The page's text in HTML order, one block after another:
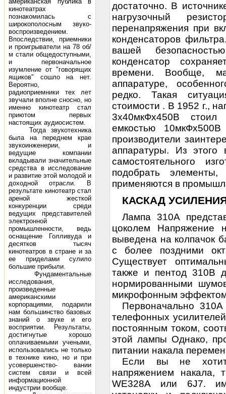
кинотеатрах
познакомилась с
широкополосным звуко-
воспроизведением.
Впоследствии, приемники
и проигрыватели на 78 об/
м стали общедоступными,
и первоначальное
изумление от "говорящих
ящиков" сошло на нет.
Вероятно,
радиоприемники тех лет
звучали вполне сносно, но
именно кинотеатр стал
приютом первых
настоящих аудиосистем.
Тогда звукотехника
была на переднем крае
звукоинженерии, и
ведущие компании
вкладывали значительные
средства в исследование
и развитие этой молодой и
доходной отрасли. В
результате кинотеатр стал
ареной жесткой
конкуренции среди
ведущих представителей
электронной
промышленности, ведь
оснащение Голливуда и
десятков тысяч
кинотеатров в стране и за
ее приделами сулило
большие прибыли.
Фундаментальные
исследования,
произведенные
американскими
корпорациями, подарили
нам большинство базовых
знаний о звуке и его
восприятии. Результаты,
достигнутые хорошо
оплачиваемыми учеными,
использовались не только
в технике кино, но и при
усовершенство- вании
систем связи и всей
информационной
индустрии вообще.
достаточно. В
нагрузочный
перенапряжения при
конденсаторов
вашей
конденсатор
времени. Вообще,
аппаратуре,
редко. Такая
стоимости . В 1952 г.,
3х40мкФх450В
емкостью
производители
аппаратуры. Из этого
самостоятельного
подобрать
применяются в
КАСКАД
Лампа 310А
цоколем Напряжение
выведена на колпачок
с более поздними
Существует
также и пентод 310В
нормированными
микрофонным
Первоначально
телефонных
постоянным током,
этой лампы Однако,
питании накала
Если вы не
напряжением накала,
WE328A или 6J7.